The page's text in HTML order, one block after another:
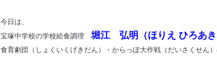
今日は、
宝塚中学校の学校給食調理堀江 弘明（ほりえ ひろあき
食育劇団（しょくいくげきだん）・からっぽ大作戦（だいさくせん